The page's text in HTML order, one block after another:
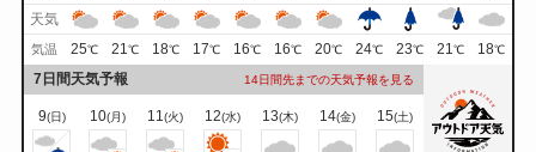
天気
気温 25℃ 21℃ 18℃ 17℃ 16℃ 16℃ 20℃ 24℃ 23℃ 21℃ 18℃
7日間天気予報 14日間先までの天気予報を見る
9(日) 10(月) 11(火) 12(水) 13(木) 14(金) 15(土)